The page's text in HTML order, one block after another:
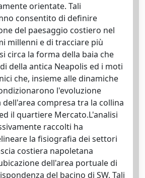
orientate. Tali
consentito di definire
del paesaggio costiero nel
millenni e di tracciare più
circa la forma della baia che
della antica Neapolis ed i moti
che, insieme alle dinamiche
l'evoluzione
compresa tra la collina
il quartiere Mercato.L'analisi
raccolti ha
la fisiografia dei settori
costiera napoletana
dell'area portuale di
del bacino di SW. Tali